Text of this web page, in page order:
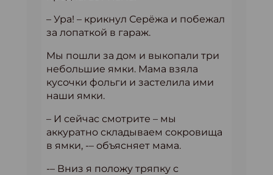
– Ура! – крикнул Серёжа и побежал
за лопаткой в гараж.
Мы пошли за дом и выкопали три
небольшие ямки. Мама взяла
кусочки фольги и застелила ими
наши ямки.
– И сейчас смотрите – мы
аккуратно складываем сокровища
в ямки, -– объясняет мама.
-– Вниз я положу тряпку с